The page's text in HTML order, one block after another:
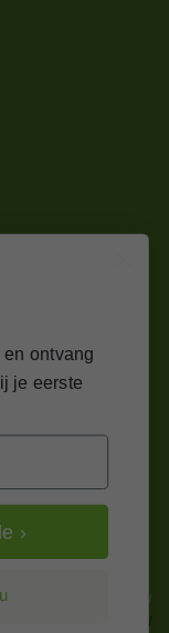
in je
EURO en excl. 21% BTW
wijzig naar incl. BTW
ontvang
je eerste
›